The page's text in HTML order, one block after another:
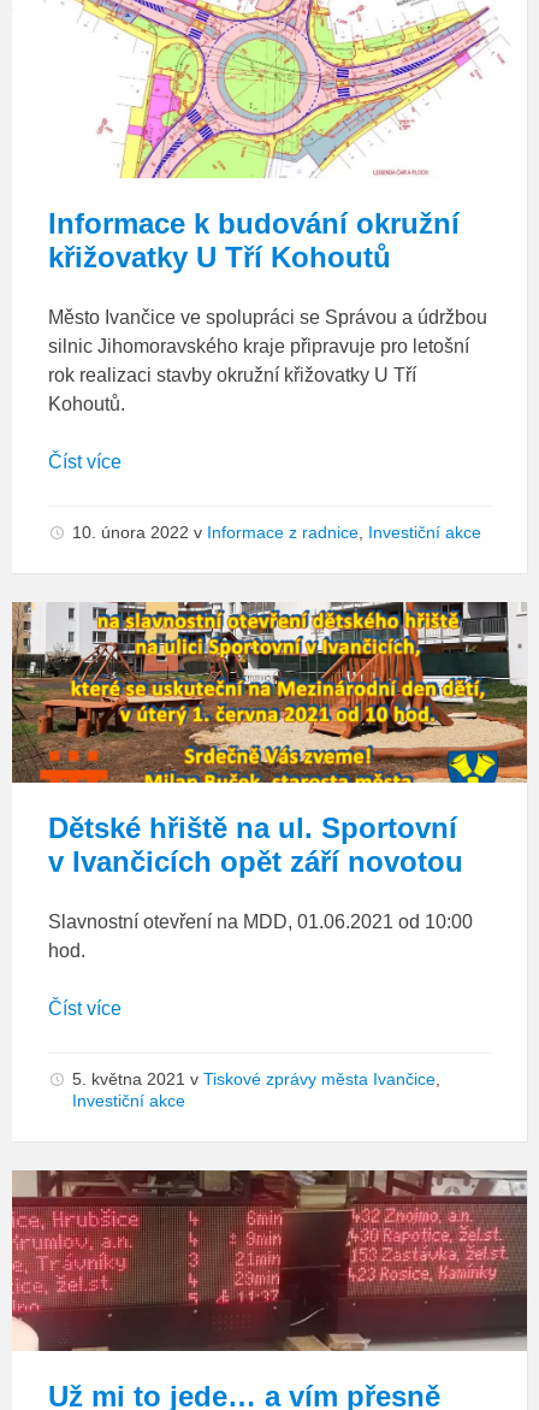
3K_situace
Informace k budování okružní
křižovatky U Tří Kohoutů
Město Ivančice ve spolupráci se Správou a údržbou
silnic Jihomoravského kraje připravuje pro letošní
rok realizaci stavby okružní křižovatky U Tří
Kohoutů.
Číst více
10. února 2022 v Informace z radnice Investiční akce
pozvánka
Dětské hřiště na ul. Sportovní
v Ivančicích opět září novotou
Slavnostní otevření na MDD, 01.06.2021 od 10:00
hod.
Číst více
5. května 2021 v Tiskové zprávy města Ivančice
Investiční akce
Informační
panel
IDS
Už mi to jede… a vím přesně